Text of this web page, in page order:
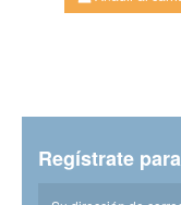
Regístrate